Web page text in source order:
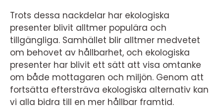
Trots dessa nackdelar har ekologiska
presenter blivit alltmer populära och
tillgängliga. Samhället blir alltmer medvetet
om behovet av hållbarhet, och ekologiska
presenter har blivit ett sätt att visa omtanke
om både mottagaren och miljön. Genom att
fortsätta eftersträva ekologiska alternativ kan
vi alla bidra till en mer hållbar framtid.